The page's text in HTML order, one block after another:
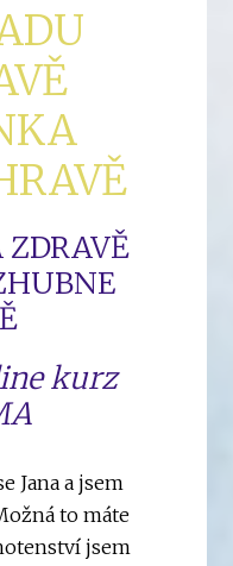
kurz
Jana a jsem
to máte
jsem